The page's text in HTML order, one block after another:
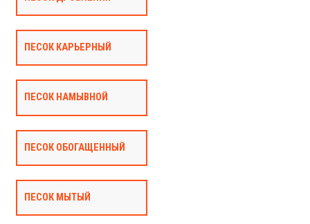
ПЕСОК КАРЬЕРНЫЙ
ПЕСОК НАМЫВНОЙ
ПЕСОК ОБОГАЩЕННЫЙ
ПЕСОК МЫТЫЙ